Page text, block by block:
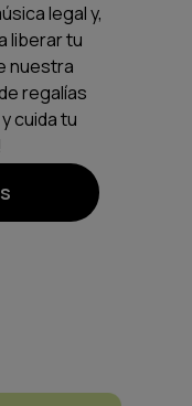
legal y,
liberar tu
nuestra
regalías
cuida tu